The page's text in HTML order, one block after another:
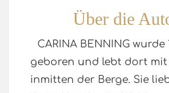
Über die
CARINA BENNING wurde
geboren und lebt dort
inmitten der Berge. Sie